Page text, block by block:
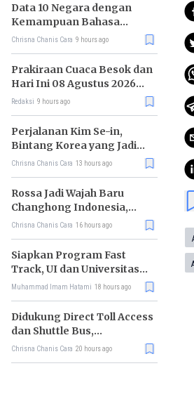
Data 10 Negara dengan
Kemampuan Bahasa
Inggris Terbaik
Chrisna Chanis Cara 9 hours ago
Prakiraan Cuaca Besok dan
Hari Ini 08 Agustus 2026
untuk Wilayah DKI Jakarta
Redaksi 9 hours ago
Perjalanan Kim Se-in,
Bintang Korea yang Jadi
Kurir Makanan
Chrisna Chanis Cara 13 hours ago
Rossa Jadi Wajah Baru
Changhong Indonesia,
Garansi Produk Kini
Chrisna Chanis Cara 16 hours ago
Siapkan Program Fast
Track, UI dan Universitas
Agung Podomoro Jalin
Muhammad Imam Hatami 18 hours ago
Didukung Direct Toll Access
dan Shuttle Bus,
Paramount Petals Kian
Chrisna Chanis Cara 20 hours ago